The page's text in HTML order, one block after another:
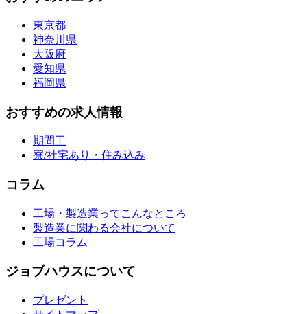
東京都
神奈川県
大阪府
愛知県
福岡県
おすすめの求人情報
期間工
寮/社宅あり・住み込み
コラム
工場・製造業ってこんなところ
製造業に関わる会社について
工場コラム
ジョブハウスについて
プレゼント